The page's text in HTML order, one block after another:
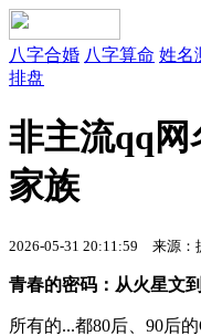
八字合婚 八字算命 姓名
排盘
非主流qq网
家族
2026-05-31 20:11:59 来源：
青春的密码：从火星文
所有的...都80后、90后